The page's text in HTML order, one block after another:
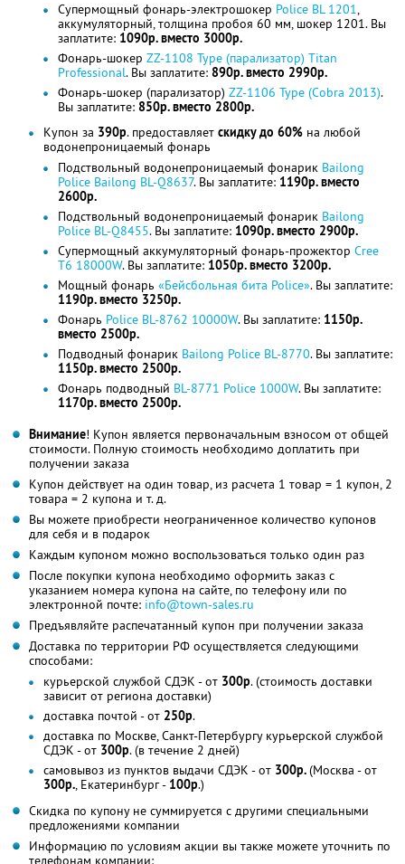
Супермощный фонарь-электрошокер Police BL 1201,
аккумуляторный, толщина пробоя 60 мм, шокер 1201. Вы
заплатите: 1090р. вместо 3000р.
Фонарь-шокер ZZ-1108 Type (парализатор) Titan
Professional. Вы заплатите: 890р. вместо 2990р.
Фонарь-шокер (парализатор) ZZ-1106 Type (Cobra 2013).
Вы заплатите: 850р. вместо 2800р.
Купон за 390р. предоставляет скидку до 60% на любой
водонепроницаемый фонарь
Подствольный водонепроницаемый фонарик Bailong
Police Bailong BL-Q8637. Вы заплатите: 1190р. вместо
2600р.
Подствольный водонепроницаемый фонарик Bailong
Police BL-Q8455. Вы заплатите: 1090р. вместо 2900р.
Супермощный аккумуляторный фонарь-прожектор Cree
T6 18000W. Вы заплатите: 1050р. вместо 3200р.
Мощный фонарь «Бейсбольная бита Police». Вы заплатите:
1190р. вместо 3250р.
Фонарь Police BL-8762 10000W. Вы заплатите: 1150р.
вместо 2500р.
Подводный фонарик Bailong Police BL-8770. Вы заплатите:
1150р. вместо 2500р.
Фонарь подводный BL-8771 Police 1000W. Вы заплатите:
1170р. вместо 2500р.
Внимание! Купон является первоначальным взносом от общей
стоимости. Полную стоимость необходимо доплатить при
получении заказа
Купон действует на один товар, из расчета 1 товар = 1 купон, 2
товара = 2 купона и т. д.
Вы можете приобрести неограниченное количество купонов
для себя и в подарок
Каждым купоном можно воспользоваться только один раз
После покупки купона необходимо оформить заказ с
указанием номера купона на сайте, по телефону или по
электронной почте: info@town-sales.ru
Предъявляйте распечатанный купон при получении заказа
Доставка по территории РФ осуществляется следующими
способами:
курьерской службой СДЭК - от 300р. (стоимость доставки
зависит от региона доставки)
доставка почтой - от 250р.
доставка по Москве, Санкт-Петербургу курьерской службой
СДЭК - от 300р. (в течение 2 дней)
самовывоз из пунктов выдачи СДЭК - от 300р.(Москва - от
300р., Екатеринбург - 100р.)
Скидка по купону не суммируется с другими специальными
предложениями компании
Информацию по условиям акции вы также можете уточнить по
телефонам компании: